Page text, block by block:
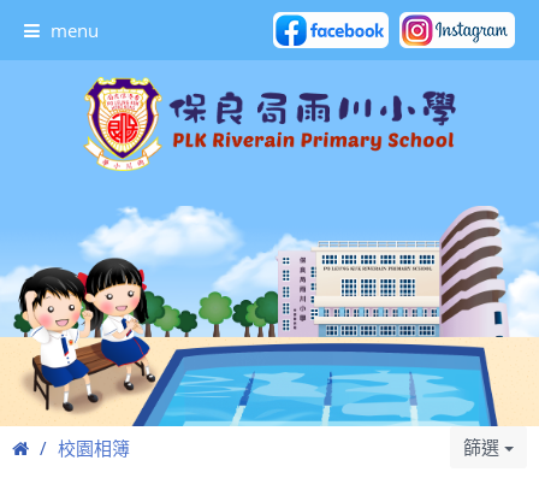
menu
校園相簿 篩選